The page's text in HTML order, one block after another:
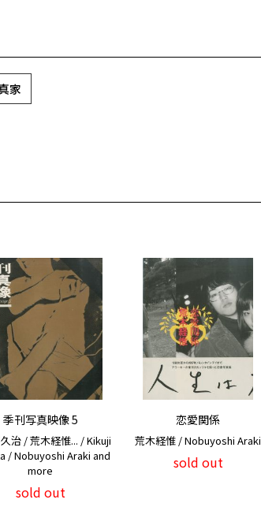
家
季刊写真映像 5
治 / 荒木経惟... / Kikuji
/ Nobuyoshi Araki and
more
sold out
恋愛関係
荒木経惟 / Nobuyoshi Araki
sold out